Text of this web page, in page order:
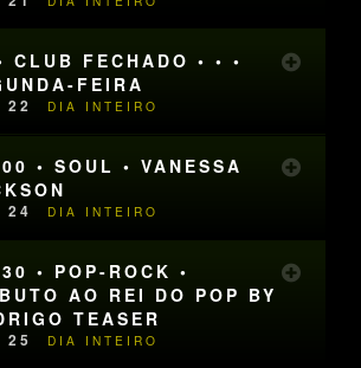
CLUB FECHADO • • •
FEIRA
22 DIA INTEIRO
• SOUL • VANESSA
24 DIA INTEIRO
• POP-ROCK •
AO REI DO POP BY
TEASER
25 DIA INTEIRO